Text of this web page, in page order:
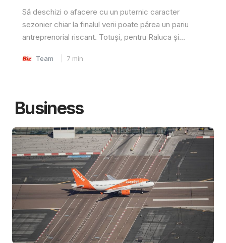
Să deschizi o afacere cu un puternic caracter
sezonier chiar la finalul verii poate părea un pariu
antreprenorial riscant. Totuși, pentru Raluca și...
Team 7 min
Business